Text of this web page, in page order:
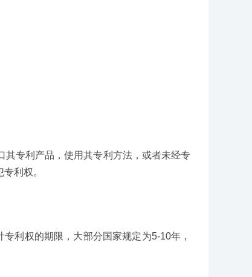
专利产品，使用其专利方法，或者未经专
利权。
利权的期限，大部分国家规定为5-10年，